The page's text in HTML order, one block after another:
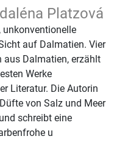
Platzová
unkonventionelle
auf Dalmatien. Vier
aus Dalmatien, erzählt
Werke
Literatur. Die Autorin
von Salz und Meer
schreibt eine
u